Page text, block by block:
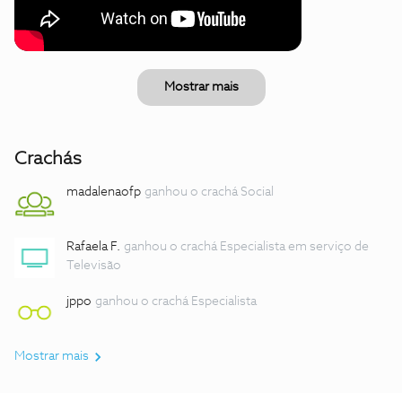
Mostrar mais
Crachás
madalenaofp ganhou o crachá Social
Rafaela F. ganhou o crachá Especialista em serviço de
Televisão
jppo ganhou o crachá Especialista
Mostrar mais